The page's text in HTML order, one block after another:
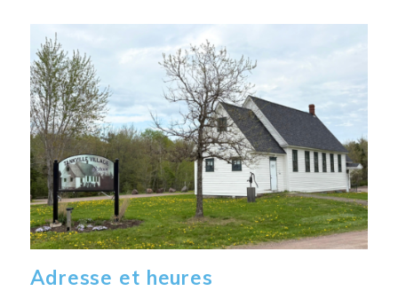
Image
Adresse et heures